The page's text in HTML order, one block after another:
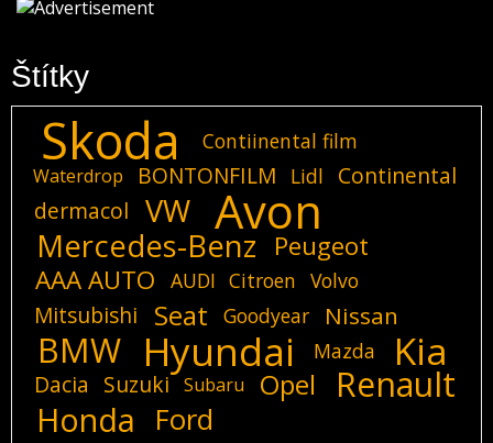
Štítky
Skoda Contiinental film
Waterdrop BONTONFILM Lidl
Continental
dermacol
VW Avon
Mercedes-Benz
Peugeot
AAA AUTO
AUDI Citroen Volvo
Mitsubishi Seat Goodyear Nissan
BMW Hyundai Mazda Kia
Dacia Suzuki Subaru Opel Renault
Honda Ford